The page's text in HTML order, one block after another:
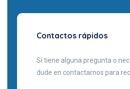
Contactos rápidos
Si tiene alguna pregunta o
dude en contactarnos para